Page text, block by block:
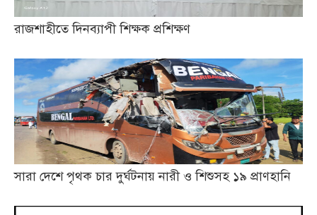
রাজশাহীতে দিনব্যাপী শিক্ষক প্রশিক্ষণ
সারা দেশে পৃথক চার দুর্ঘটনায় নারী ও শিশুসহ ১৯ প্রাণহানি